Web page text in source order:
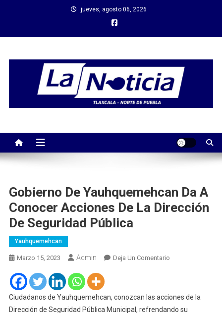
jueves, agosto 06, 2026
Gobierno De Yauhquemehcan Da A
Conocer Acciones De La Dirección
De Seguridad Pública
Yauhquemehcan
Marzo 15, 2023 Admin Deja Un ComentarioEn
Ciudadanos de Yauhquemehcan, conozcan las acciones de la
Dirección de Seguridad Pública Municipal, refrendando su